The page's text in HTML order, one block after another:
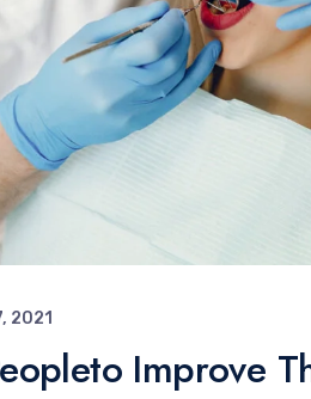
2021
Improve